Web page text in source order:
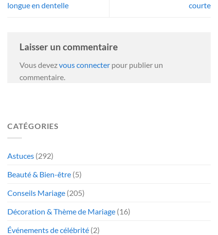
longue en dentelle
courte
Laisser un commentaire
Vous devezvous connecter pour publier un
commentaire.
CATÉGORIES
Astuces (292)
Beauté & Bien-être (5)
Conseils Mariage (205)
Décoration & Thème de Mariage (16)
Événements de célébrité (2)